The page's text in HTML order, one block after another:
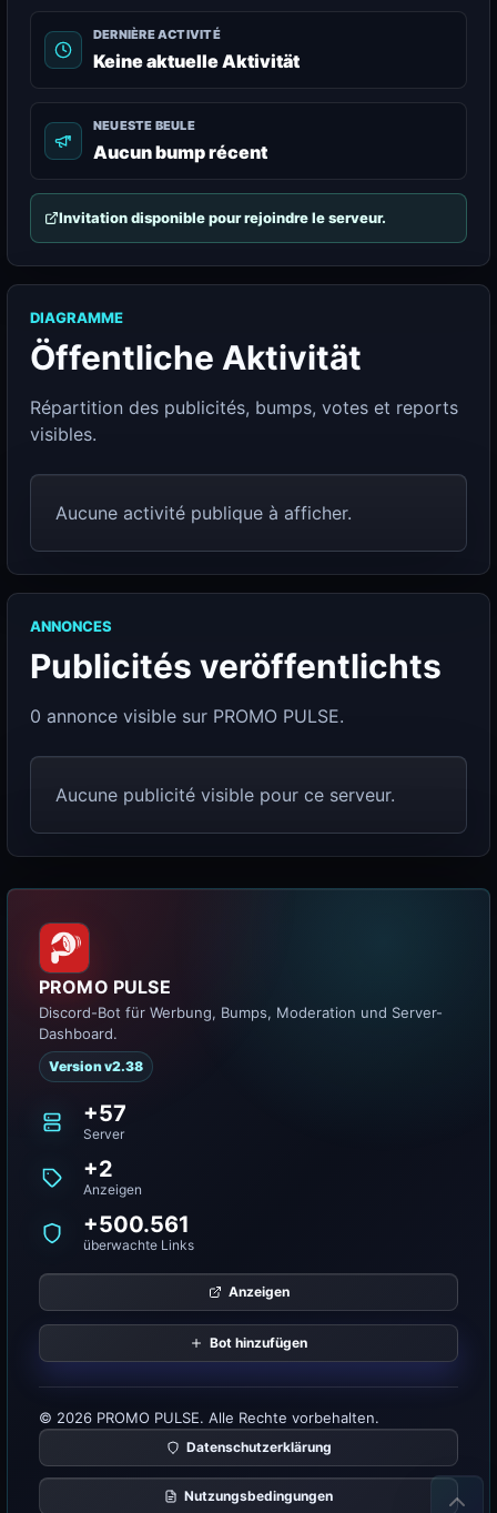
DERNIÈRE ACTIVITÉ
Keine aktuelle Aktivität
NEUESTE BEULE
Aucun bump récent
Invitation disponible pour rejoindre le serveur.
DIAGRAMME
Öffentliche Aktivität
Répartition des publicités, bumps, votes et reports
visibles.
Aucune activité publique à afficher.
ANNONCES
Publicités veröffentlichts
0 annonce visible sur PROMO PULSE.
Aucune publicité visible pour ce serveur.
PROMO PULSE
Discord-Bot für Werbung, Bumps, Moderation und Server-
Dashboard.
Version v2.38
+57
Server
+2
Anzeigen
+500.561
überwachte Links
Anzeigen
Bot hinzufügen
© 2026 PROMO PULSE. Alle Rechte vorbehalten.
Datenschutzerklärung
Nutzungsbedingungen